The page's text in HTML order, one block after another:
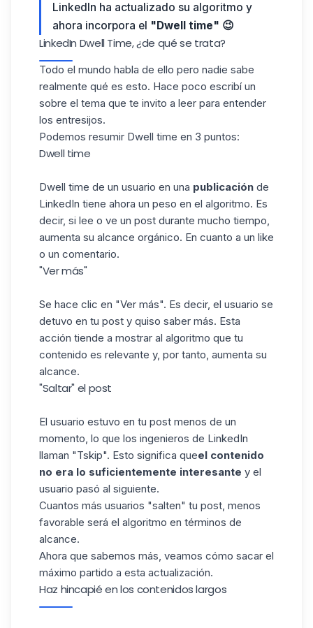
LinkedIn ha actualizado su algoritmo y
ahora incorpora el "Dwell time" 😉
LinkedIn Dwell Time, ¿de qué se trata?
Todo el mundo habla de ello pero nadie sabe
realmente qué es esto. Hace poco escribí un
sobre el tema que te invito a leer para entender
los entresijos.
Podemos resumir Dwell time en 3 puntos:
Dwell time
Dwell time de un usuario en una publicación de
LinkedIn tiene ahora un peso en el algoritmo. Es
decir, si lee o ve un post durante mucho tiempo,
aumenta su alcance orgánico. En cuanto a un like
o un comentario.
"Ver más"
Se hace clic en "Ver más". Es decir, el usuario se
detuvo en tu post y quiso saber más. Esta
acción tiende a mostrar al algoritmo que tu
contenido es relevante y, por tanto, aumenta su
alcance.
"Saltar" el post
El usuario estuvo en tu post menos de un
momento, lo que los ingenieros de LinkedIn
llaman "Tskip". Esto significa queel contenido
no era lo suficientemente interesante y el
usuario pasó al siguiente.
Cuantos más usuarios "salten" tu post, menos
favorable será el algoritmo en términos de
alcance.
Ahora que sabemos más, veamos cómo sacar el
máximo partido a esta actualización.
Haz hincapié en los contenidos largos